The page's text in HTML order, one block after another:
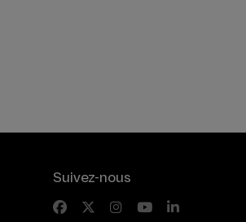
Suivez-nous